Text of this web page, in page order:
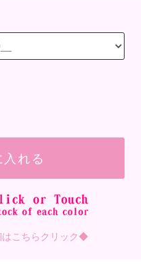
れる
こちらクリック◆